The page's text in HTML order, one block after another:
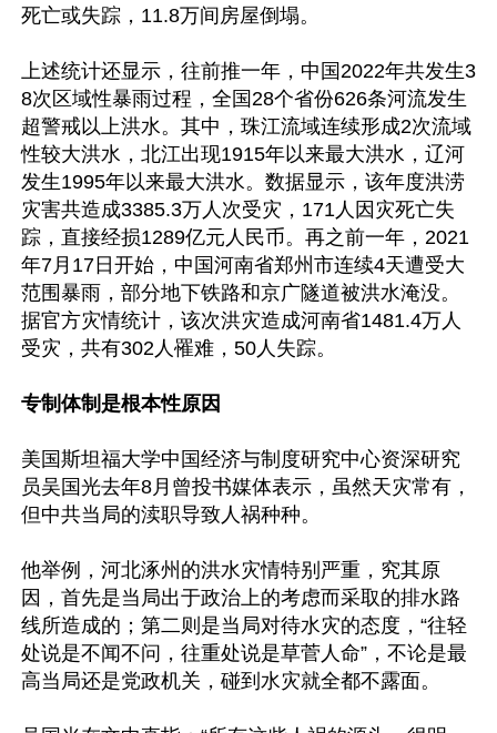
死亡或失踪，11.8万间房屋倒塌。
上述统计还显示，往前推一年，中国2022年共发生3
8次区域性暴雨过程，全国28个省份626条河流发生
超警戒以上洪水。其中，珠江流域连续形成2次流域
性较大洪水，北江出现1915年以来最大洪水，辽河
发生1995年以来最大洪水。数据显示，该年度洪涝
灾害共造成3385.3万人次受灾，171人因灾死亡失
踪，直接经损1289亿元人民币。再之前一年，2021
年7月17日开始，中国河南省郑州市连续4天遭受大
范围暴雨，部分地下铁路和京广隧道被洪水淹没。
据官方灾情统计，该次洪灾造成河南省1481.4万人
受灾，共有302人罹难，50人失踪。
专制体制是根本性原因
美国斯坦福大学中国经济与制度研究中心资深研究
员吴国光去年8月曾投书媒体表示，虽然天灾常有，
但中共当局的渎职导致人祸种种。
他举例，河北涿州的洪水灾情特别严重，究其原
因，首先是当局出于政治上的考虑而采取的排水路
线所造成的；第二则是当局对待水灾的态度，“往轻
处说是不闻不问，往重处说是草菅人命”，不论是最
高当局还是党政机关，碰到水灾就全都不露面。